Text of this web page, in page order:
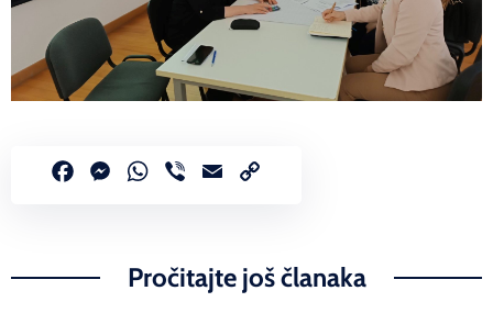
FacebookMessenger
WhatsApp
Viber Email
Pročitajte još članaka